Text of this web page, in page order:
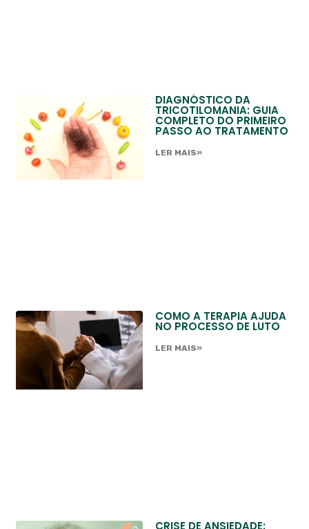
DIAGNÓSTICO DA
TRICOTILOMANIA: GUIA
COMPLETO DO PRIMEIRO
PASSO AO TRATAMENTO
LER MAIS»
COMO A TERAPIA AJUDA
NO PROCESSO DE LUTO
LER MAIS»
CRISE DE ANSIEDADE: